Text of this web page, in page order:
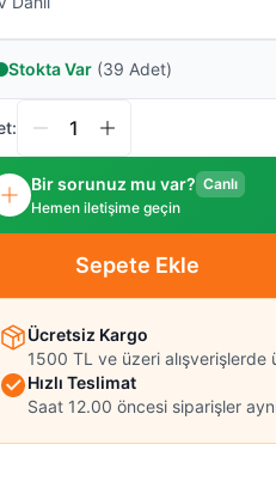
Stokta Var (39 Adet)
Bir sorunuz mu var? Canlı
Hemen iletişime geçin
Sepete Ekle
Ücretsiz Kargo
1500 TL ve üzeri
Hızlı Teslimat
Saat 12.00 öncesi siparişler